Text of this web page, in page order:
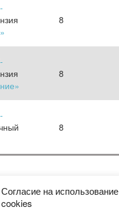
Согласие на использование
cookies
8
8
8
КОНСУЛЬТАЦИЮ